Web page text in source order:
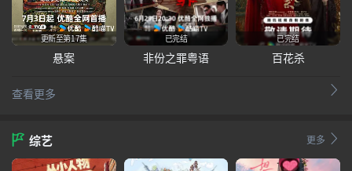
更新至第17集
悬案
已完结
非份之罪粤语
已完结
百花杀
查看更多
综艺 更多